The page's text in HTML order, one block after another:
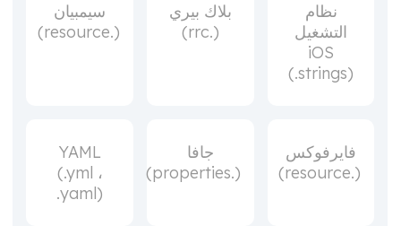
نظام
التشغيل
iOS
(.strings)
بلاك بيري
(.rrc)
سيمبيان
(.resource)
فايرفوكس
(.resource)
جافا
(.properties)
YAML
(.yml ،
.yaml)